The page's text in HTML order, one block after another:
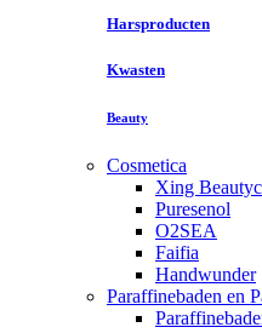
Harsproducten
Kwasten
Beauty
Cosmetica
Xing
Puresenol
O2SEA
Faifia
Handwunder
Paraffinebaden en